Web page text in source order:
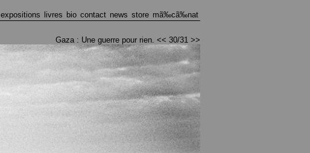
expositions livres bio contact news store mã‰cã‰nat
Gaza : Une guerre pour rien. << 30/31 >>